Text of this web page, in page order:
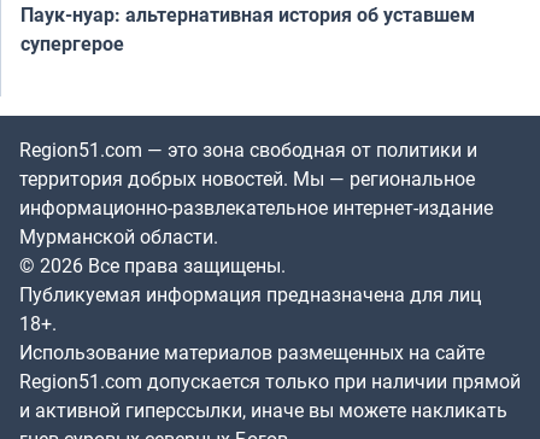
Паук-нуар: альтернативная история об уставшем
супергерое
Region51.com — это зона свободная от политики и
территория добрых новостей. Мы — региональное
информационно-развлекательное интернет-издание
Мурманской области.
© 2026 Все права защищены.
Публикуемая информация предназначена для лиц
18+.
Использование материалов размещенных на сайте
Region51.com допускается только при наличии прямой
и активной гиперссылки, иначе вы можете накликать